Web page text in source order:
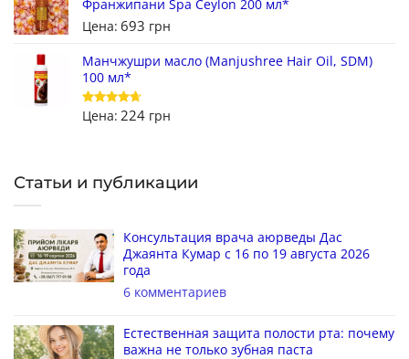
Франжипани Spa Ceylon 200 мл*
Цена: 693 грн
Манчжушри масло (Manjushree Hair Oil, SDM)
100 мл*
Оценка
4.67
Цена: 224 грн
Статьи и публикации
Консультация врача аюрведы Дас
Джаянта Кумар с 16 по 19 августа 2026
года
6 комментариев
Естественная защита полости рта: почему
важна не только зубная паста